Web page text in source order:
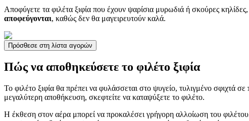
Αποφύγετε τα φιλέτα ξιφία που έχουν ψαρίσια μυρωδιά ή σκούρες
αποφεύγονται, καθώς δεν θα μαγειρευτούν καλά.
Πρόσθεσε στη λίστα αγορών
Πώς να αποθηκεύσετε το φιλέτο ξιφία
Το φιλέτο ξιφία θα πρέπει να φυλάσσεται στο ψυγείο, τυλιγμένο σφιχτά
μεγαλύτερη αποθήκευση, σκεφτείτε να καταψύξετε το φιλέτο.
Η έκθεση στον αέρα μπορεί να προκαλέσει γρήγορη αλλοίωση του